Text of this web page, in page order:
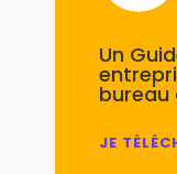
Un
bureau
JE